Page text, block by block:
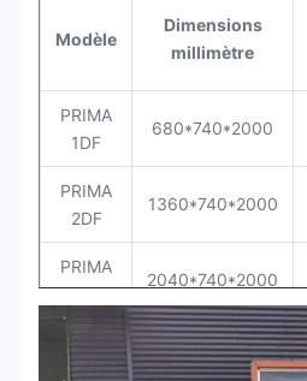
Modèle
Dimensions
millimètre
PRIMA
1DF
680*740*2000
PRIMA
2DF
1360*740*2000
PRIMA
3DF
2040*740*2000
1DR
680*740*2000